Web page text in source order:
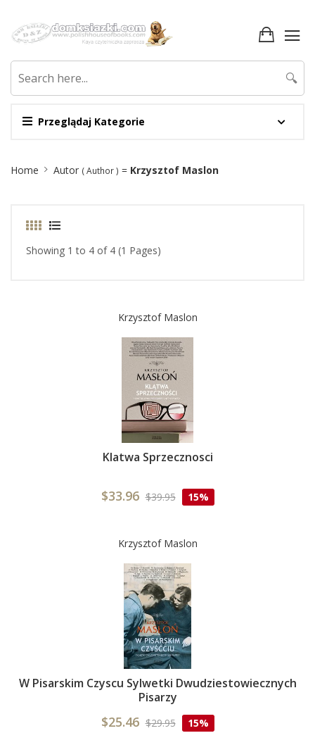
Przeglądaj Kategorie
🔍
Breadcrumb
Home Autor ( Author ) = Krzysztof Maslon
Showing 1 to 4 of 4 (1 Pages)
Krzysztof Maslon
Klatwa Sprzecznosci
$33.96 $39.95 15%
Krzysztof Maslon
W Pisarskim Czyscu Sylwetki Dwudziestowiecznych
Pisarzy
$25.46 $29.95 15%